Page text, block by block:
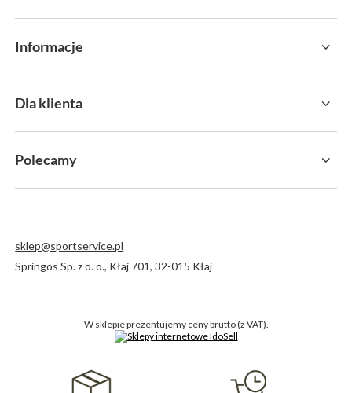
Informacje
Dla klienta
Polecamy
sklep@sportservice.pl
Springos Sp. z o. o., Kłaj 701,32-015 Kłaj
W sklepie prezentujemy ceny brutto (z VAT).